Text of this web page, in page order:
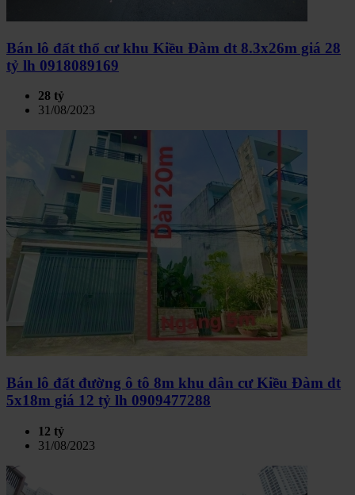
Bán lô đất thổ cư khu Kiều Đàm dt 8.3x26m giá 28
tỷ lh 0918089169
28 tỷ
31/08/2023
Bán lô đất đường ô tô 8m khu dân cư Kiều Đàm dt
5x18m giá 12 tỷ lh 0909477288
12 tỷ
31/08/2023